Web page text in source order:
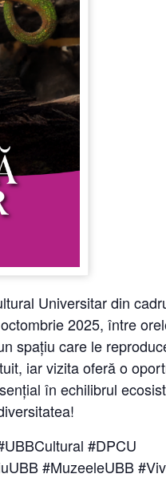
Universitar din
2025, între
spațiu care le
iar vizita oferă o
în echilibrul
#DPCU
#MuzeeleUBB